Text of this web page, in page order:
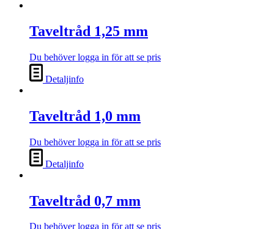
Taveltråd 1,25 mm
Du behöver logga in för att se pris
Detaljinfo
Taveltråd 1,0 mm
Du behöver logga in för att se pris
Detaljinfo
Taveltråd 0,7 mm
Du behöver logga in för att se pris